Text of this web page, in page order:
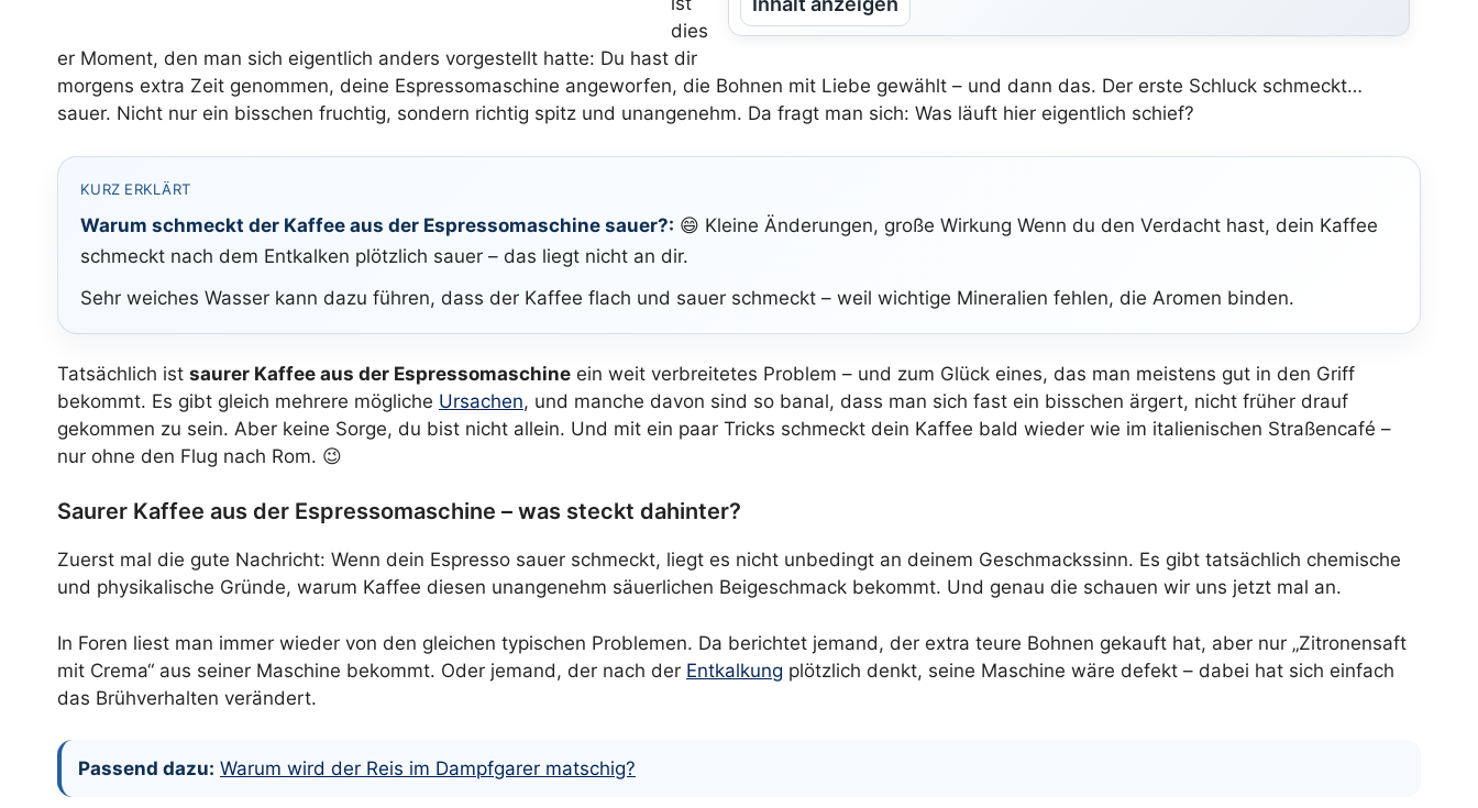
dies
er Moment, den man sich eigentlich anders vorgestellt hatte: Du hast dir
morgens extra Zeit genommen, deine Espressomaschine angeworfen, die Bohnen mit Liebe gewählt – und dann das. Der erste Schluck schmeckt…
sauer. Nicht nur ein bisschen fruchtig, sondern richtig spitz und unangenehm. Da fragt man sich: Was läuft hier eigentlich schief?
KURZ ERKLÄRT
Warum schmeckt der Kaffee aus der Espressomaschine sauer?: 😄 Kleine Änderungen, große Wirkung Wenn du den Verdacht hast, dein Kaffee
schmeckt nach dem Entkalken plötzlich sauer – das liegt nicht an dir.
Sehr weiches Wasser kann dazu führen, dass der Kaffee flach und sauer schmeckt – weil wichtige Mineralien fehlen, die Aromen binden.
Tatsächlich ist saurer Kaffee aus der Espressomaschine ein weit verbreitetes Problem – und zum Glück eines, das man meistens gut in den Griff
bekommt. Es gibt gleich mehrere mögliche Ursachen, und manche davon sind so banal, dass man sich fast ein bisschen ärgert, nicht früher drauf
gekommen zu sein. Aber keine Sorge, du bist nicht allein. Und mit ein paar Tricks schmeckt dein Kaffee bald wieder wie im italienischen Straßencafé –
nur ohne den Flug nach Rom. 😉
Saurer Kaffee aus der Espressomaschine – was steckt dahinter?
Zuerst mal die gute Nachricht: Wenn dein Espresso sauer schmeckt, liegt es nicht unbedingt an deinem Geschmackssinn. Es gibt tatsächlich chemische
und physikalische Gründe, warum Kaffee diesen unangenehm säuerlichen Beigeschmack bekommt. Und genau die schauen wir uns jetzt mal an.
In Foren liest man immer wieder von den gleichen typischen Problemen. Da berichtet jemand, der extra teure Bohnen gekauft hat, aber nur „Zitronensaft
mit Crema“ aus seiner Maschine bekommt. Oder jemand, der nach der Entkalkung plötzlich denkt, seine Maschine wäre defekt – dabei hat sich einfach
das Brühverhalten verändert.
Passend dazu: Warum wird der Reis im Dampfgarer matschig?